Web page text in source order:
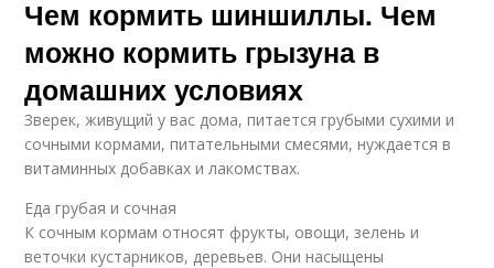
Чем кормить шиншиллы. Чем
можно кормить грызуна в
домашних условиях
Зверек, живущий у вас дома, питается грубыми сухими и
сочными кормами, питательными смесями, нуждается в
витаминных добавках и лакомствах.
Еда грубая и сочная
К сочным кормам относят фрукты, овощи, зелень и
веточки кустарников, деревьев. Они насыщены